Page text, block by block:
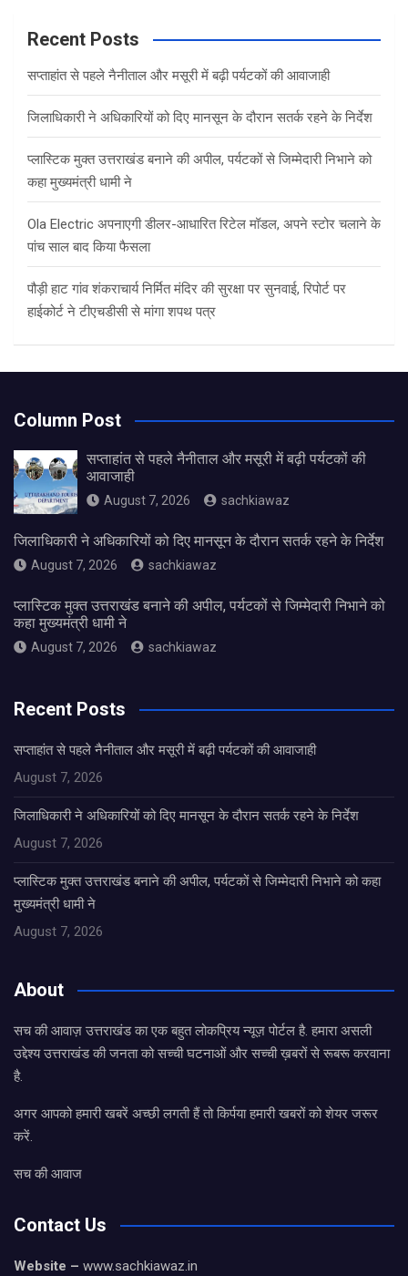
c
Recent Posts
सप्ताहांत से पहले नैनीताल और मसूरी में बढ़ी पर्यटकों की आवाजाही
जिलाधिकारी ने अधिकारियों को दिए मानसून के दौरान सतर्क रहने के निर्देश
प्लास्टिक मुक्त उत्तराखंड बनाने की अपील, पर्यटकों से जिम्मेदारी निभाने को
कहा मुख्यमंत्री धामी ने
Ola Electric अपनाएगी डीलर-आधारित रिटेल मॉडल, अपने स्टोर चलाने के
पांच साल बाद किया फैसला
पौड़ी हाट गांव शंकराचार्य निर्मित मंदिर की सुरक्षा पर सुनवाई, रिपोर्ट पर
हाईकोर्ट ने टीएचडीसी से मांगा शपथ पत्र
Column Post
सप्ताहांत से पहले नैनीताल और मसूरी में बढ़ी पर्यटकों की
आवाजाही
August 7, 2026 sachkiawaz
जिलाधिकारी ने अधिकारियों को दिए मानसून के दौरान सतर्क रहने के निर्देश
August 7, 2026 sachkiawaz
प्लास्टिक मुक्त उत्तराखंड बनाने की अपील, पर्यटकों से जिम्मेदारी निभाने को
कहा मुख्यमंत्री धामी ने
August 7, 2026 sachkiawaz
Recent Posts
सप्ताहांत से पहले नैनीताल और मसूरी में बढ़ी पर्यटकों की आवाजाही
August 7, 2026
जिलाधिकारी ने अधिकारियों को दिए मानसून के दौरान सतर्क रहने के निर्देश
August 7, 2026
प्लास्टिक मुक्त उत्तराखंड बनाने की अपील, पर्यटकों से जिम्मेदारी निभाने को कहा
मुख्यमंत्री धामी ने
August 7, 2026
About
सच की आवाज़ उत्तराखंड का एक बहुत लोकप्रिय न्यूज़ पोर्टल है. हमारा असली
उद्देश्य उत्तराखंड की जनता को सच्ची घटनाओं और सच्ची ख़बरों से रूबरू करवाना
है.
अगर आपको हमारी खबरें अच्छी लगती हैं तो किर्पया हमारी खबरों को शेयर जरूर
करें.
सच की आवाज
Contact Us
Website – www.sachkiawaz.in